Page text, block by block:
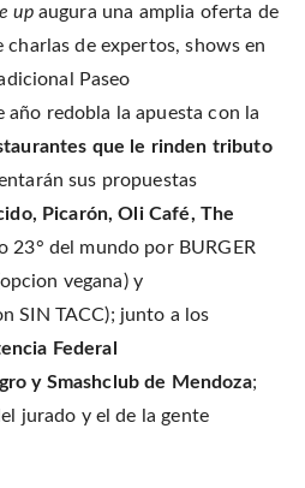
upaugura una amplia oferta de
charlas de expertos, shows en
Paseo
año redobla la apuesta con la
que le rinden tributo
sus propuestas
Picarón, Oli Café, The
23° del mundo por BURGER
vegana) y
SIN TACC); junto a los
Federal
y Smashclub de Mendoza;
jurado y el de la gente